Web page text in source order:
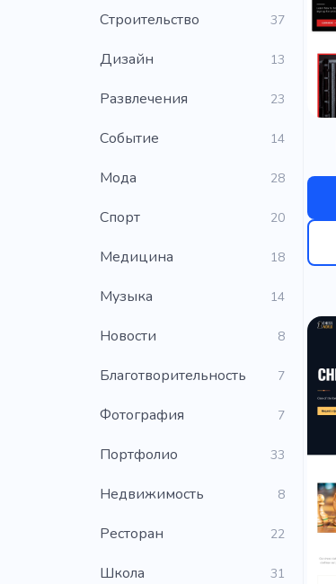
Строительство 37
Дизайн 13
Развлечения 23
Событие 14
Мода 28
Cпорт 20
Медицина 18
Музыка 14
Новости 8
Благотворительность 7
Фотография 7
Портфолио 33
Недвижимость 8
Ресторан 22
Школа 31